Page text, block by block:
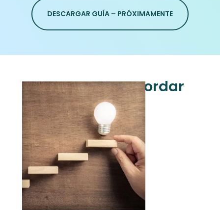
DESCARGAR GUÍA – PRÓXIMAMENTE
Importante recordar